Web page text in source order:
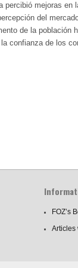
percibió mejoras en
del
de la población
confianza de los
FOZ’s
Articles